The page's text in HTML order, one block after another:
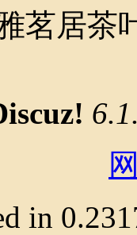
茗居茶
in